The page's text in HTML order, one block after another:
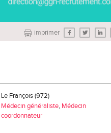
imprimer
Le François (972)
Médecin généraliste, Médecin
coordonnateur